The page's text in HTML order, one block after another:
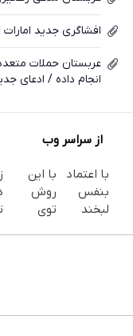
افشاگری جدید امارات
عربستان حملات
انجام داده / ادعای
از سراسر وب
با اعتماد
بنفس
لبخند
با این
روش
توی